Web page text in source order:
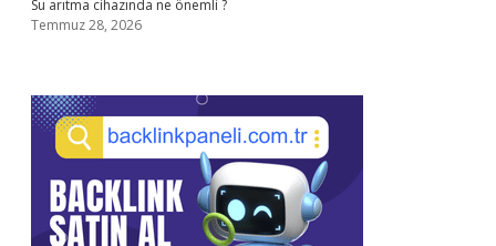
Su arıtma cihazında ne önemli ?
Temmuz 28, 2026